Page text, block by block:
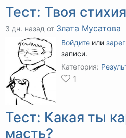
Тест: Твоя стихия
3 дн. назад от Злата Мусатова
Войдите или
записи.
Категория:
1
Тест: Какая ты
масть?